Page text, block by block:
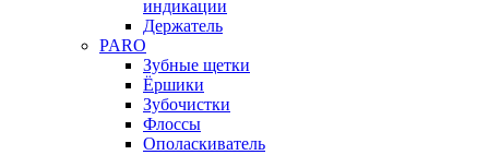
индикации
Держатель
PARO
Зубные щетки
Ёршики
Зубочистки
Флоссы
Ополаскиватель